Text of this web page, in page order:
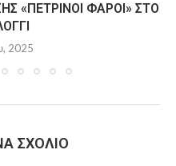
«ΠΈΤΡΙΝΟΙ ΦΆΡΟΙ» ΣΤΟ
2025
ΣΧΌΛΙΟ